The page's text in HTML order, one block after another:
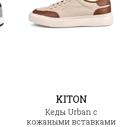
KITON
Кеды Urban с
кожаными вставками